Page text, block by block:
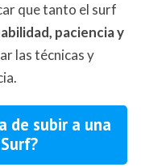
que tanto el surf
paciencia y
las técnicas y
de subir a una